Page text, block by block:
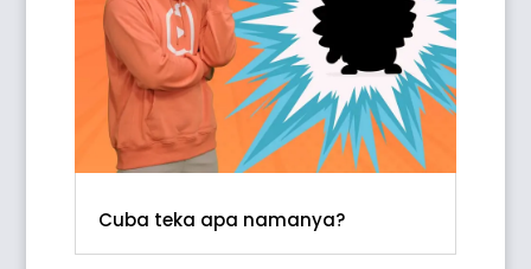
Cuba teka apa namanya?